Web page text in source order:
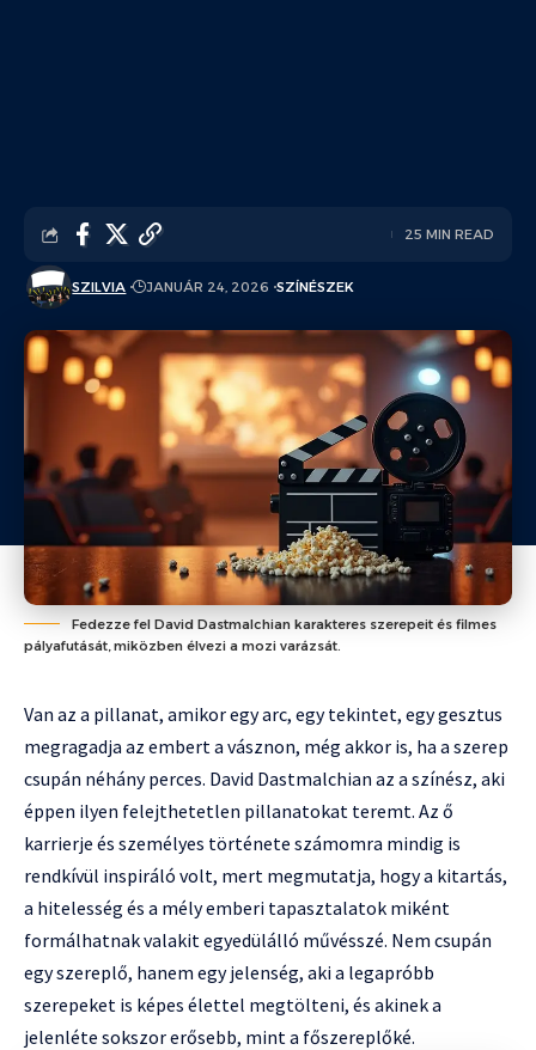
SZILVIA JANUÁR 24, 2026 SZÍNÉSZEK
25 MIN READ
Fedezze fel David Dastmalchian karakteres szerepeit és filmes
pályafutását, miközben élvezi a mozi varázsát.
Van az a pillanat, amikor egy arc, egy tekintet, egy gesztus
megragadja az embert a vásznon, még akkor is, ha a szerep
csupán néhány perces. David Dastmalchian az a színész, aki
éppen ilyen felejthetetlen pillanatokat teremt. Az ő
karrierje és személyes története számomra mindig is
rendkívül inspiráló volt, mert megmutatja, hogy a kitartás,
a hitelesség és a mély emberi tapasztalatok miként
formálhatnak valakit egyedülálló művésszé. Nem csupán
egy szereplő, hanem egy jelenség, aki a legapróbb
szerepeket is képes élettel megtölteni, és akinek a
jelenléte sokszor erősebb, mint a főszereplőké.